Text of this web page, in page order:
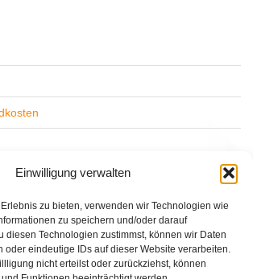
Einwilligung verwalten
zu bieten, verwenden wir Technologien wie
zu speichern und/oder darauf
diesen Technologien zustimmst, können wir Daten
oder eindeutige IDs auf dieser Website verarbeiten.
nicht erteilst oder zurückziehst, können